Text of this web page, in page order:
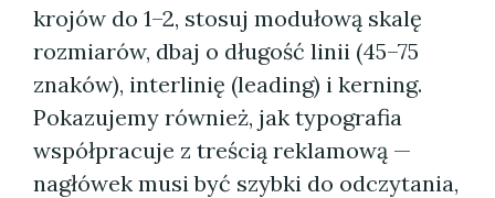
krojów do 1–2, stosuj modułową skalę
rozmiarów, dbaj o długość linii (45–75
znaków), interlinię (leading) i kerning.
Pokazujemy również, jak typografia
współpracuje z treścią reklamową —
nagłówek musi być szybki do odczytania,